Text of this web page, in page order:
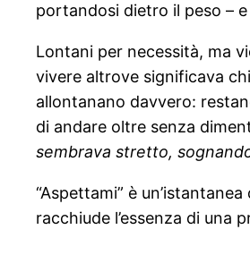
portandosi dietro il peso –
Lontani per necessità, ma
vivere altrove significava
allontanano davvero:
di andare oltre senza
sembrava stretto,
“Aspettami” è
racchiude l’essenza di una